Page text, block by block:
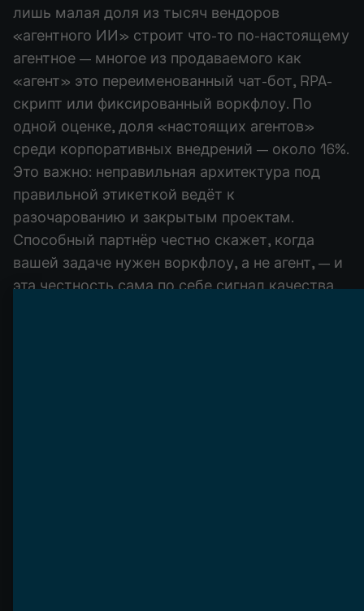
лишь малая доля из тысяч вендоров
«агентного ИИ» строит что-то по-настоящему
агентное — многое из продаваемого как
«агент» это переименованный чат-бот, RPA-
скрипт или фиксированный воркфлоу. По
одной оценке, доля «настоящих агентов»
среди корпоративных внедрений — около 16%.
Это важно: неправильная архитектура под
правильной этикеткой ведёт к
разочарованию и закрытым проектам.
Способный партнёр честно скажет, когда
вашей задаче нужен воркфлоу, а не агент, — и
эта честность сама по себе сигнал качества.